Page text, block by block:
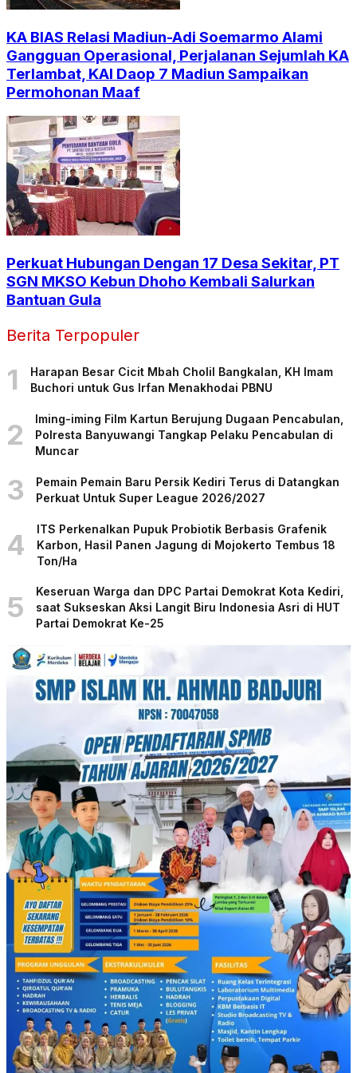
KA BIAS Relasi Madiun-Adi Soemarmo Alami
Gangguan Operasional, Perjalanan Sejumlah KA
Terlambat, KAI Daop 7 Madiun Sampaikan
Permohonan Maaf
Perkuat Hubungan Dengan 17 Desa Sekitar, PT
SGN MKSO Kebun Dhoho Kembali Salurkan
Bantuan Gula
Berita Terpopuler
1
Harapan Besar Cicit Mbah Cholil Bangkalan, KH Imam
Buchori untuk Gus Irfan Menakhodai PBNU
2
Iming-iming Film Kartun Berujung Dugaan Pencabulan,
Polresta Banyuwangi Tangkap Pelaku Pencabulan di
Muncar
3
Pemain Pemain Baru Persik Kediri Terus di Datangkan
Perkuat Untuk Super League 2026/2027
4
ITS Perkenalkan Pupuk Probiotik Berbasis Grafenik
Karbon, Hasil Panen Jagung di Mojokerto Tembus 18
Ton/Ha
5
Keseruan Warga dan DPC Partai Demokrat Kota Kediri,
saat Sukseskan Aksi Langit Biru Indonesia Asri di HUT
Partai Demokrat Ke-25